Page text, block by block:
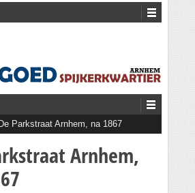
De Parkstraat Arnhem, na 1867
Arnhem,